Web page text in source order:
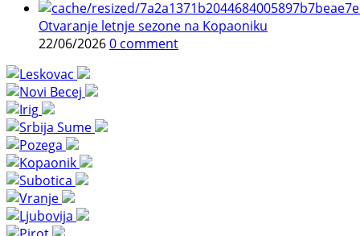
Otvaranje letnje sezone na Kopaoniku
22/06/20260 comment